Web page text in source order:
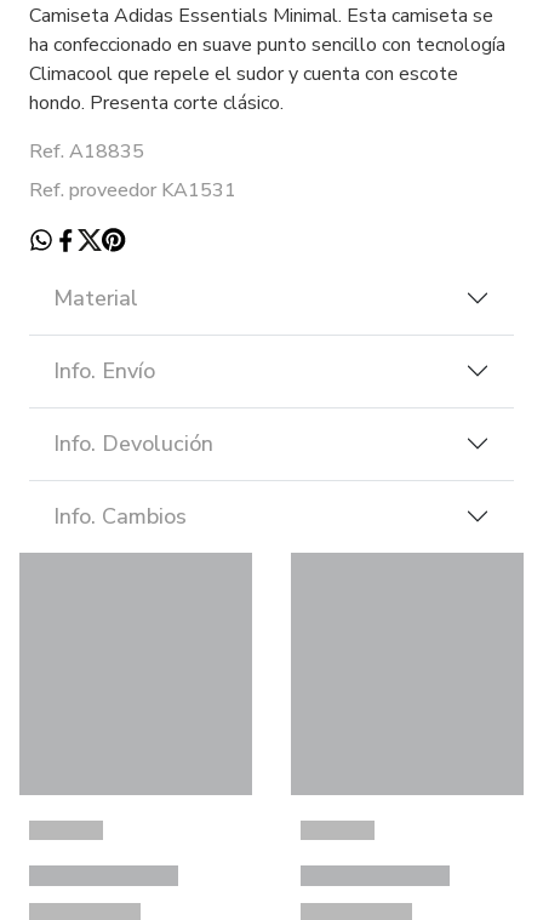
Camiseta Adidas Essentials Minimal. Esta camiseta se
ha confeccionado en suave punto sencillo con tecnología
Climacool que repele el sudor y cuenta con escote
hondo. Presenta corte clásico.
Ref. A18835
Ref. proveedor KA1531
Material
Info. Envío
Info. Devolución
Info. Cambios